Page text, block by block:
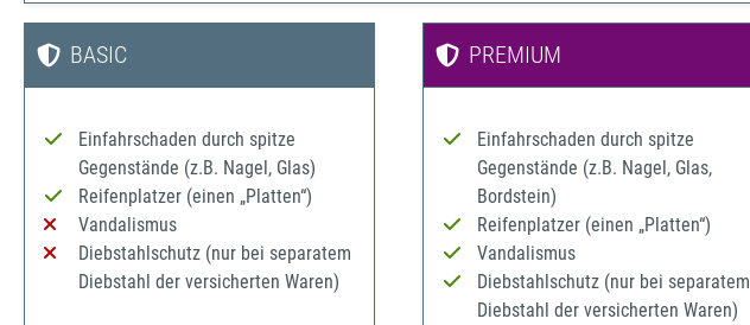
BASIC
Einfahrschaden durch spitze
Gegenstände (z.B. Nagel, Glas)
Reifenplatzer (einen „Platten“)
Vandalismus
Diebstahlschutz (nur bei separatem
Diebstahl der versicherten Waren)
PREMIUM
Einfahrschaden durch spitze
Gegenstände (z.B. Nagel, Glas,
Bordstein)
Reifenplatzer (einen „Platten“)
Vandalismus
Diebstahlschutz (nur bei separatem
Diebstahl der versicherten Waren)